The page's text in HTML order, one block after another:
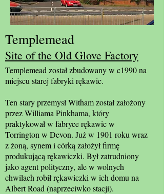
Templemead
Site of the Old Glove Factory
Templemead został zbudowany w c1990 na
miejscu starej fabryki rękawic.
Ten stary przemysł Witham został założony
przez Williama Pinkhama, który
praktykował w fabryce rękawic w
Torrington w Devon. Już w 1901 roku wraz
z żoną, synem i córką założył firmę
produkującą rękawiczki. Był zatrudniony
jako agent polityczny, ale w wolnych
chwilach robił rękawiczki w ich domu na
Albert Road (naprzeciwko stacji).